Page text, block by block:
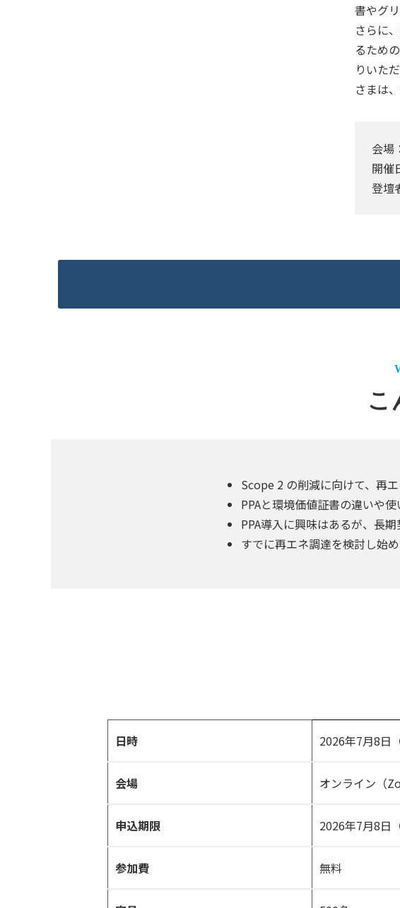
書やグ
さらに
るため
りいた
さまは
会場
開催
登壇
こ
Scope 2 の削減に向けて、再
PPAと環境価値証書の違いや
PPA導入に興味はあるが、長
すでに再エネ調達を検討し始
日時 2026年7月8日
会場 オンライン（
申込期限 2026年7月8日
参加費 無料